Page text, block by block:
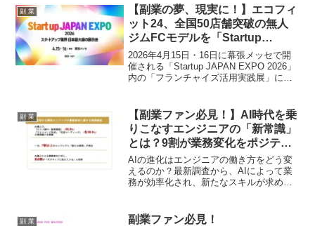
券に変わります。副業やポイ活で賢く稼
ぎたいファンにとって見逃せない情報で
す。
副 業
【副業の夢、現実に！】エコフィ
ット24、全国50店舗突破の無人
ジムFCモデルを「Startup
JAPAN EXPO 2026」で大公開！
2026年4月15日・16日に幕張メッセで開
催される「Startup JAPAN EXPO 2026」
内の「フランチャイズ活用実践展」に、
す。低価格と無人運営を両立したフラン
チャイズモデルの詳細が公開され、副業
や新規事業、資産形成に関心のあるファ
ンにとって見逃せない機会です。
副 業
【副業ファン必見！】AI時代を乗
りこなすエンジニアの「新常識」
とは？9割が業務変化をポジティ
ブに捉える未来！
AIの進化はエンジニアの働き方をどう変
えるのか？最新調査から、AIによって業
務が効率化され、新たなスキルが求めら
な未来を深掘りします。
副 業
副業ファン必見！